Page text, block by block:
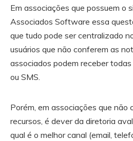
Em associações que possuem o
Associados Software essa
que tudo pode ser centralizado
usuários que não conferem as
associados podem receber
ou SMS.
Porém, em associações que não
recursos, é dever da diretoria
qual é o melhor canal (email,